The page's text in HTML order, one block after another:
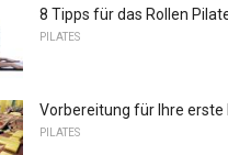
8 Tipps für das Rollen
PILATES
Vorbereitung für Ihre erste
PILATES